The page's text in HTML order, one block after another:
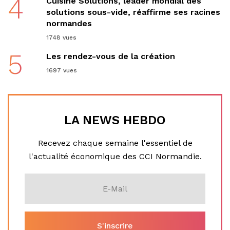
4
solutions sous-vide, réaffirme ses racines
normandes
1748 vues
5 Les rendez-vous de la création
1697 vues
LA NEWS HEBDO
Recevez chaque semaine l'essentiel de
l'actualité économique des CCI Normandie.